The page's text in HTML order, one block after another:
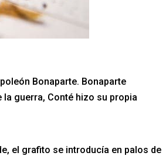
Bonaparte. Bonaparte
guerra, Conté hizo su propia
el grafito se introducía en palos de